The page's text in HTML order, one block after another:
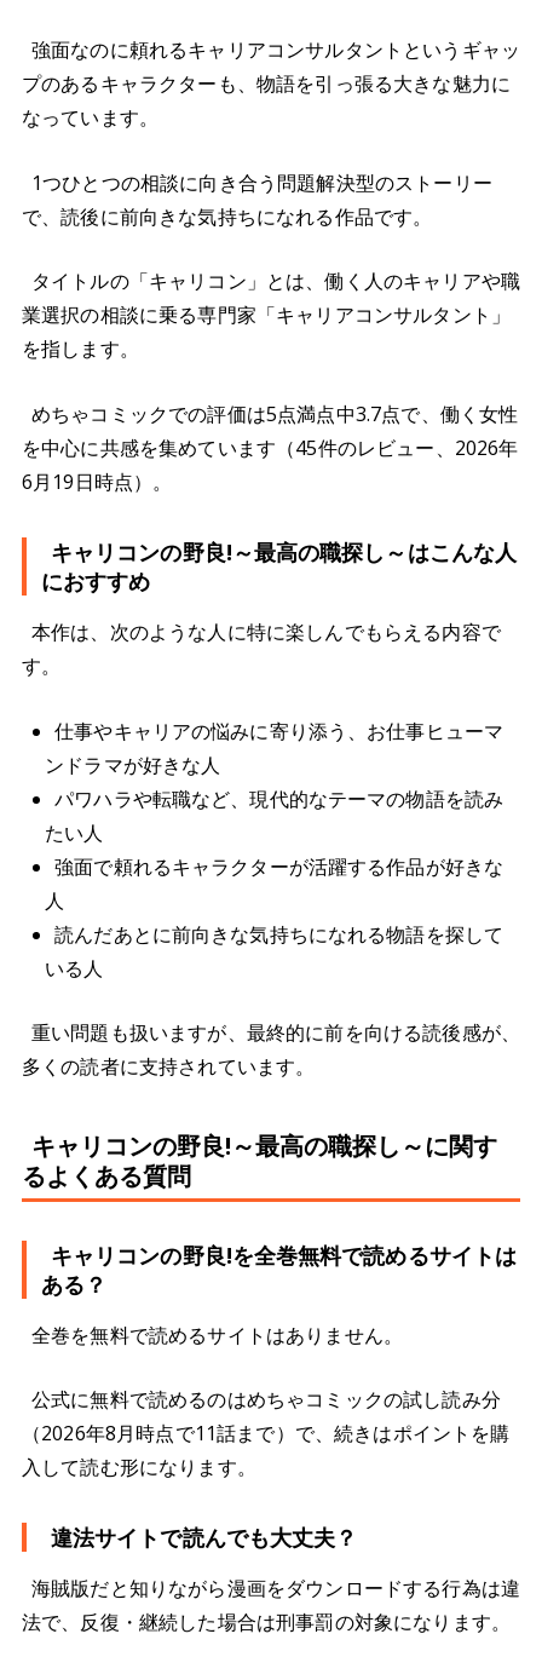
強面なのに頼れるキャリアコンサルタントというギャッ
プのあるキャラクターも、物語を引っ張る大きな魅力に
なっています。
1つひとつの相談に向き合う問題解決型のストーリー
で、読後に前向きな気持ちになれる作品です。
タイトルの「キャリコン」とは、働く人のキャリアや職
業選択の相談に乗る専門家「キャリアコンサルタント」
を指します。
めちゃコミックでの評価は5点満点中3.7点で、働く女性
を中心に共感を集めています（45件のレビュー、2026年
6月19日時点）。
キャリコンの野良!～最高の職探し～はこんな人
におすすめ
本作は、次のような人に特に楽しんでもらえる内容で
す。
仕事やキャリアの悩みに寄り添う、お仕事ヒューマ
ンドラマが好きな人
パワハラや転職など、現代的なテーマの物語を読み
たい人
強面で頼れるキャラクターが活躍する作品が好きな
人
読んだあとに前向きな気持ちになれる物語を探して
いる人
重い問題も扱いますが、最終的に前を向ける読後感が、
多くの読者に支持されています。
キャリコンの野良!～最高の職探し～に関す
るよくある質問
キャリコンの野良!を全巻無料で読めるサイトは
ある？
全巻を無料で読めるサイトはありません。
公式に無料で読めるのはめちゃコミックの試し読み分
（2026年8月時点で11話まで）で、続きはポイントを購
入して読む形になります。
違法サイトで読んでも大丈夫？
海賊版だと知りながら漫画をダウンロードする行為は違
法で、反復・継続した場合は刑事罰の対象になります。